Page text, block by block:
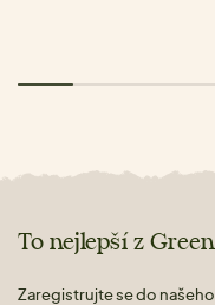
To nejlepší z
Zaregistrujte se do